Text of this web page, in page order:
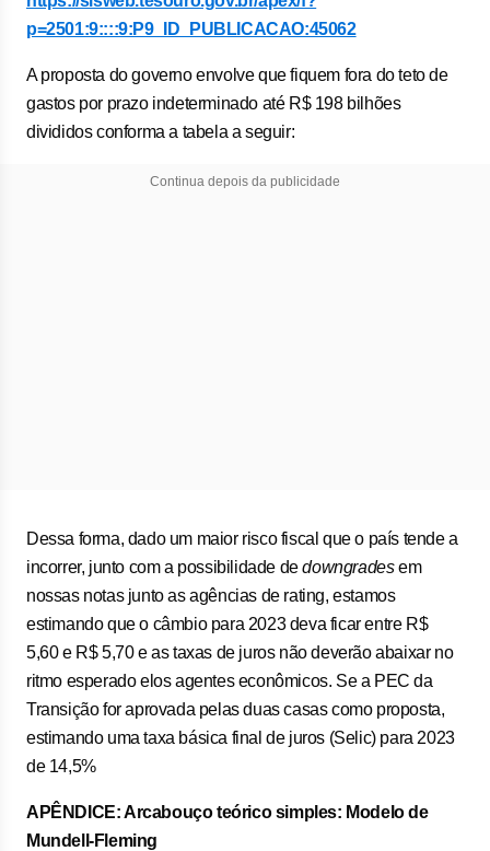
p=2501:9::::9:P9_ID_PUBLICACAO:45062
A proposta do governo envolve que fiquem fora do teto de
gastos por prazo indeterminado até R$ 198 bilhões
divididos conforma a tabela a seguir:
Continua depois da publicidade
Dessa forma, dado um maior risco fiscal que o país tende a
incorrer, junto com a possibilidade dedowngradesem
nossas notas junto as agências de rating, estamos
estimando que o câmbio para 2023 deva ficar entre R$
5,60 e R$ 5,70 e as taxas de juros não deverão abaixar no
ritmo esperado elos agentes econômicos. Se a PEC da
Transição for aprovada pelas duas casas como proposta,
estimando uma taxa básica final de juros (Selic) para 2023
de 14,5%
APÊNDICE: Arcabouço teórico simples: Modelo de
Mundell-Fleming